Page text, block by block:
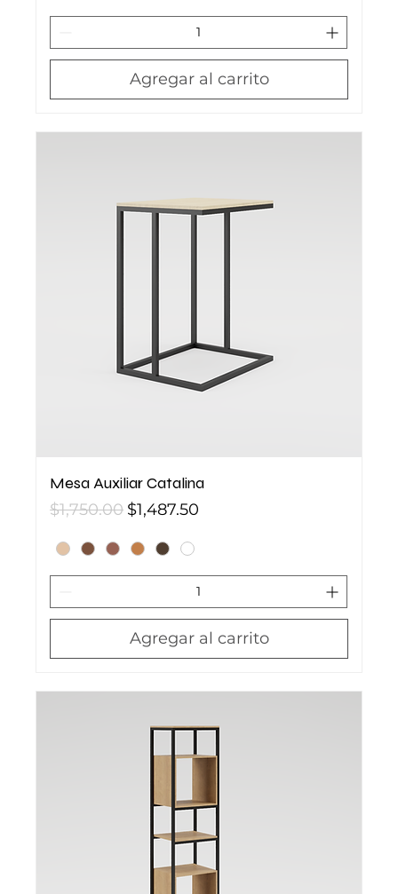
Agregar al carrito
Mesa Auxiliar Catalina
Precio
$1,750.00 Precio de oferta
$1,487.50
Agregar al carrito